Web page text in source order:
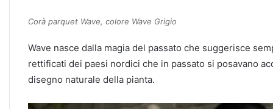
Corà parquet Wave, colore Wave Grigio
Wave nasce dalla magia del passato che suggerisce
rettificati dei paesi nordici che in passato si posavano
disegno naturale della pianta.